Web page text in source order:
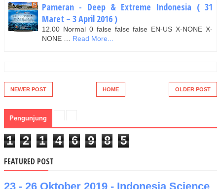
Pameran - Deep & Extreme Indonesia ( 31
Maret – 3 April 2016 )
12.00 Normal 0 false false false EN-US X-NONE X-
NONE …
Read More...
NEWER POST OLDER POST
HOME
Pengunjung
1 2 1 4 6 9 8 5
FEATURED POST
23 - 26 Oktober 2019 - Indonesia Science